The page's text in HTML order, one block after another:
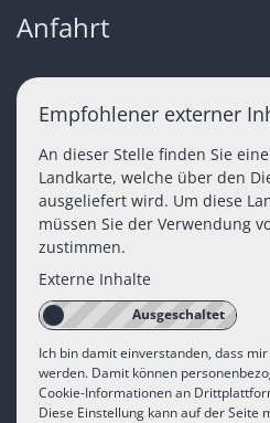
Anfahrt
Empfohlener externer
An dieser Stelle finden Sie
Landkarte, welche über den
ausgeliefert wird. Um diese
müssen Sie der Verwendung
zustimmen.
Externe Inhalte
Ich bin damit einverstanden, dass
werden. Damit können
Cookie-Informationen an
Diese Einstellung kann auf der Seite